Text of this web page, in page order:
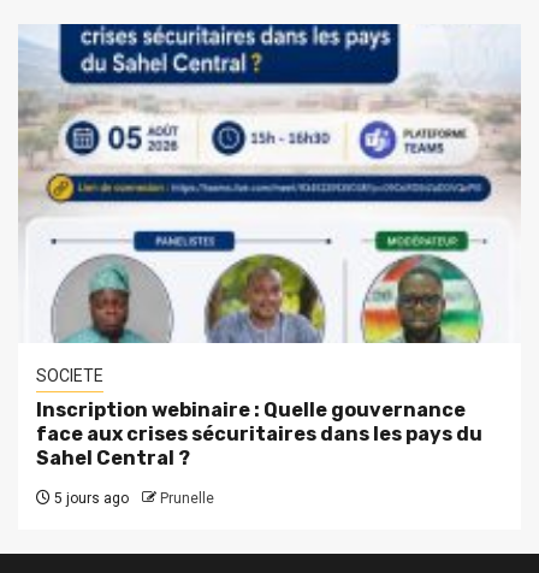
SOCIETE
Inscription webinaire : Quelle gouvernance
face aux crises sécuritaires dans les pays du
Sahel Central ?
5 jours ago Prunelle